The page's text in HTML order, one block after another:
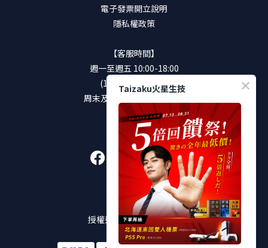
電子發票開立說明
隱私權政策
【客服時間】
週一至週五 10:00-18:00
(12:00-13:00休息)
周末及國定假日將暫停服務
加入好友
販售通路
授權通路及實體販售店點
Taizaku火星生技